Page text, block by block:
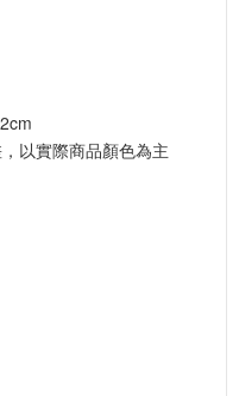
以實際商品顏色為主